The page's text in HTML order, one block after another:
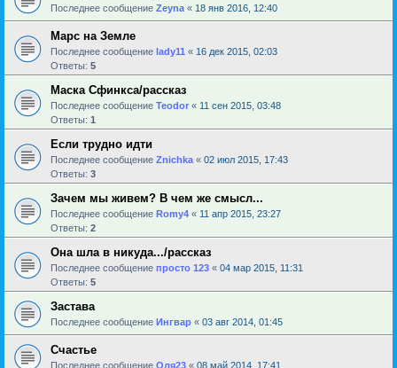
Последнее сообщение Zeyna « 18 янв 2016, 12:40
Марс на Земле
Последнее сообщение lady11 « 16 дек 2015, 02:03
Ответы: 5
Маска Сфинкса/рассказ
Последнее сообщение Teodor « 11 сен 2015, 03:48
Ответы: 1
Если трудно идти
Последнее сообщение Znichka « 02 июл 2015, 17:43
Ответы: 3
Зачем мы живем? В чем же смысл...
Последнее сообщение Romy4 « 11 апр 2015, 23:27
Ответы: 2
Она шла в никуда.../рассказ
Последнее сообщение просто 123 « 04 мар 2015, 11:31
Ответы: 5
Застава
Последнее сообщение Ингвар « 03 авг 2014, 01:45
Счастье
Последнее сообщение Оля23 « 08 май 2014, 17:41